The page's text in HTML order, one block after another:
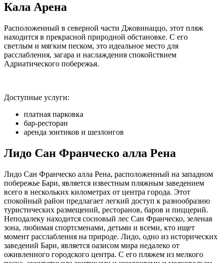
Кала Арена
Расположенный в северной части Джовинаццо, этот пляж
находится в прекрасной природной обстановке. С его
светлым и мягким песком, это идеальное место для
расслабления, загара и наслаждения спокойствием
Адриатического побережья.
Доступные услуги:
платная парковка
бар-ресторан
аренда зонтиков и шезлонгов
Лидо Сан Франческо алла Рена
Лидо Сан Франческо алла Рена, расположенный на западном
побережье Бари, является известным пляжным заведением
всего в нескольких километрах от центра города. Этот
спокойный район предлагает легкий доступ к разнообразию
туристических размещений, ресторанов, баров и пиццерий.
Неподалеку находится сосновый лес Сан Франческо, зеленая
зона, любимая спортсменами, детьми и всеми, кто ищет
момент расслабления на природе. Лидо, одно из исторических
заведений Бари, является оазисом мира недалеко от
оживленного городского центра. С его пляжем из мелкого